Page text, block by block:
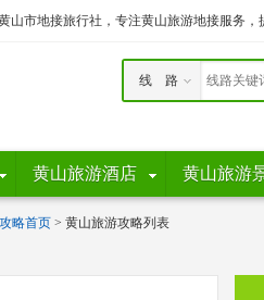
山市地接旅行社，专注黄山旅游地接服务
线 路
黄山旅游酒店 黄山旅游
略首页 > 黄山旅游攻略列表